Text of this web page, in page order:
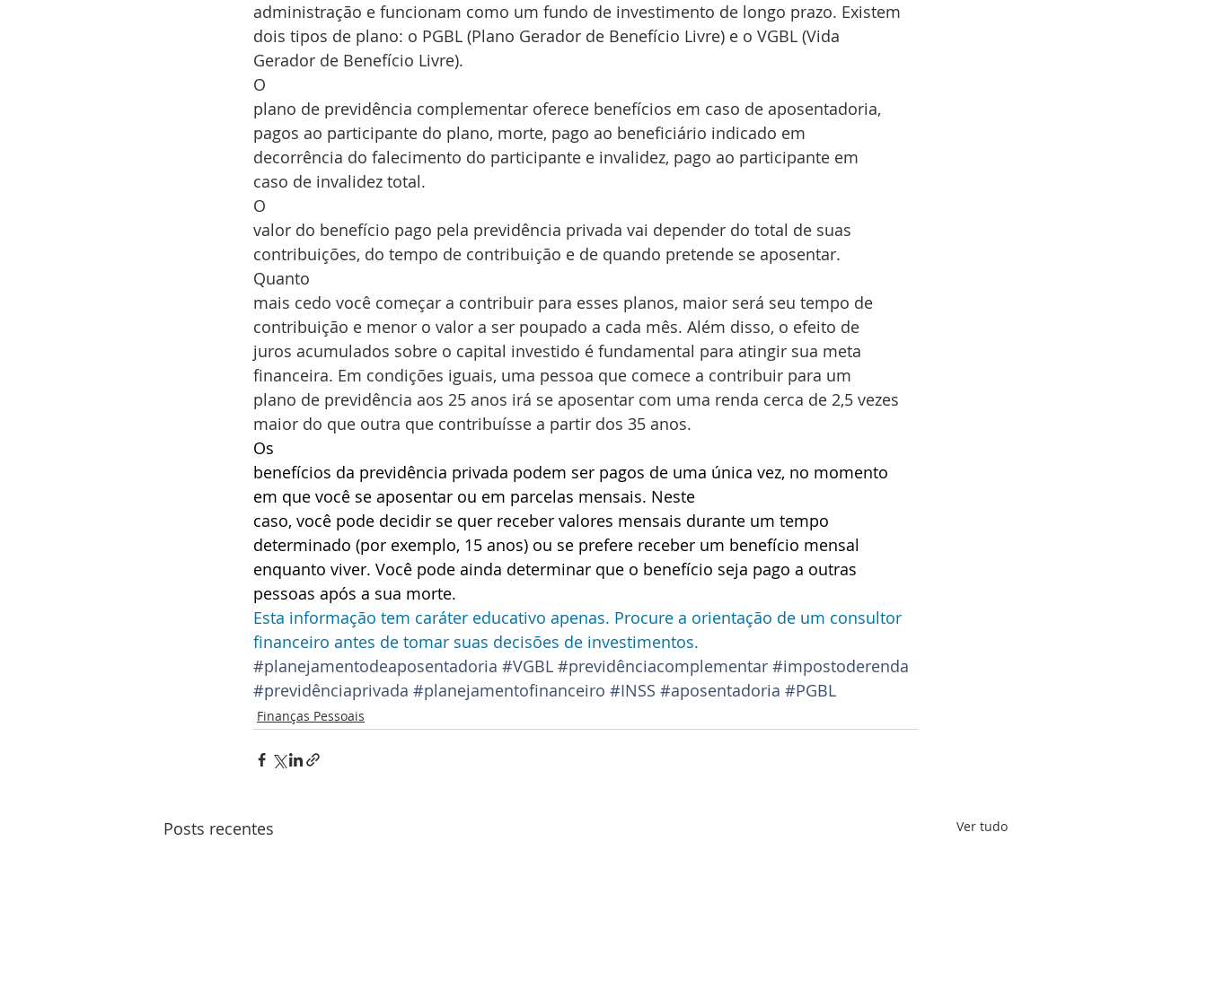
administração e funcionam como um fundo de investimento de longo prazo. Existem
dois tipos de plano: o PGBL (Plano Gerador de Benefício Livre) e o VGBL (Vida
Gerador de Benefício Livre).
O
plano de previdência complementar oferece benefícios em caso de aposentadoria,
pagos ao participante do plano, morte, pago ao beneficiário indicado em
decorrência do falecimento do participante e invalidez, pago ao participante em
caso de invalidez total.
O
valor do benefício pago pela previdência privada vai depender do total de suas
contribuições, do tempo de contribuição e de quando pretende se aposentar.
Quanto
mais cedo você começar a contribuir para esses planos, maior será seu tempo de
contribuição e menor o valor a ser poupado a cada mês. Além disso, o efeito de
juros acumulados sobre o capital investido é fundamental para atingir sua meta
financeira. Em condições iguais, uma pessoa que comece a contribuir para um
plano de previdência aos 25 anos irá se aposentar com uma renda cerca de 2,5 vezes
maior do que outra que contribuísse a partir dos 35 anos.
Os
benefícios da previdência privada podem ser pagos de uma única vez, no momento
em que você se aposentar ou em parcelas mensais. Neste
caso, você pode decidir se quer receber valores mensais durante um tempo
determinado (por exemplo, 15 anos) ou se prefere receber um benefício mensal
enquanto viver. Você pode ainda determinar que o benefício seja pago a outras
pessoas após a sua morte.
Esta informação tem caráter educativo apenas. Procure a orientação de um consultor
financeiro antes de tomar suas decisões de investimentos.
#planejamentodeaposentadoria #VGBL #previdênciacomplementar #impostoderenda
#previdênciaprivada #planejamentofinanceiro #INSS #aposentadoria #PGBL
Finanças Pessoais
Posts recentes Ver tudo